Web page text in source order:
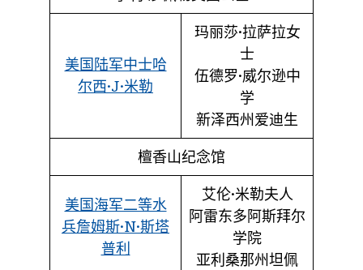
美国陆军中士哈
尔西·J·米勒
玛丽莎·拉萨拉女
士
伍德罗·威尔逊中
学
新泽西州爱迪生
檀香山纪念馆
美国海军二等水
兵詹姆斯·N·斯塔
普利
艾伦·米勒夫人
阿雷东多阿斯拜尔
学院
亚利桑那州坦佩